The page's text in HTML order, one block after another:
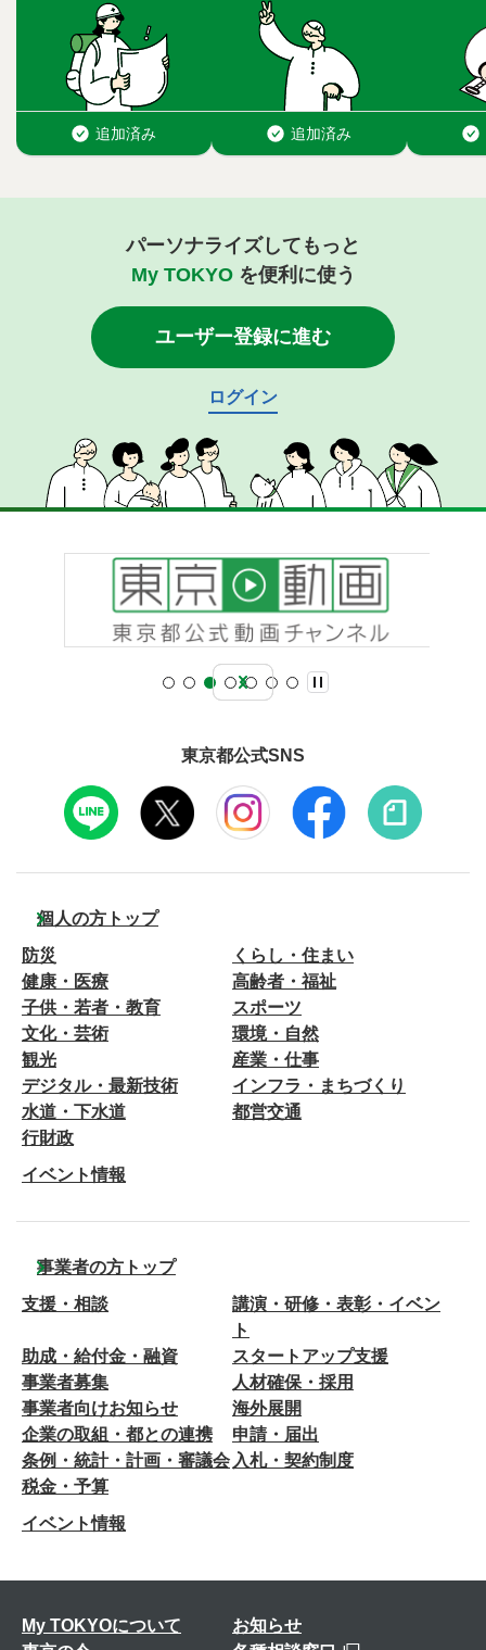
パーソナライズしてもっと
My TOKYOを便利に使う
ユーザー登録に進む
ログイン
東京都公式SNS
個人の方トップ
防災
くらし・住まい
健康・医療
高齢者・福祉
子供・若者・教育
スポーツ
文化・芸術
環境・自然
観光
産業・仕事
デジタル・最新技術
インフラ・まちづくり
水道・下水道
都営交通
行財政
イベント情報
事業者の方トップ
支援・相談
講演・研修・表彰・イベン
ト
助成・給付金・融資
スタートアップ支援
事業者募集
人材確保・採用
事業者向けお知らせ
海外展開
企業の取組・都との連携
申請・届出
条例・統計・計画・審議会 入札・契約制度
税金・予算
イベント情報
My TOKYOについて
お知らせ